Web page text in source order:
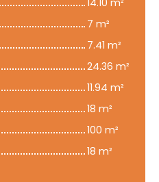
7 m²
7.41 m²
24.36 m²
11.94 m²
18 m²
100 m²
18 m²